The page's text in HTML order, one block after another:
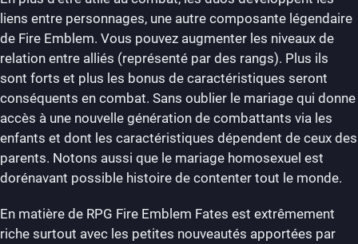
liens entre personnages, une autre composante légendaire
de Fire Emblem. Vous pouvez augmenter les niveaux de
relation entre alliés (représenté par des rangs). Plus ils
sont forts et plus les bonus de caractéristiques seront
conséquents en combat. Sans oublier le mariage qui donne
accès à une nouvelle génération de combattants via les
enfants et dont les caractéristiques dépendent de ceux des
parents. Notons aussi que le mariage homosexuel est
dorénavant possible histoire de contenter tout le monde.
En matière de RPG Fire Emblem Fates est extrêmement
riche surtout avec les petites nouveautés apportées par